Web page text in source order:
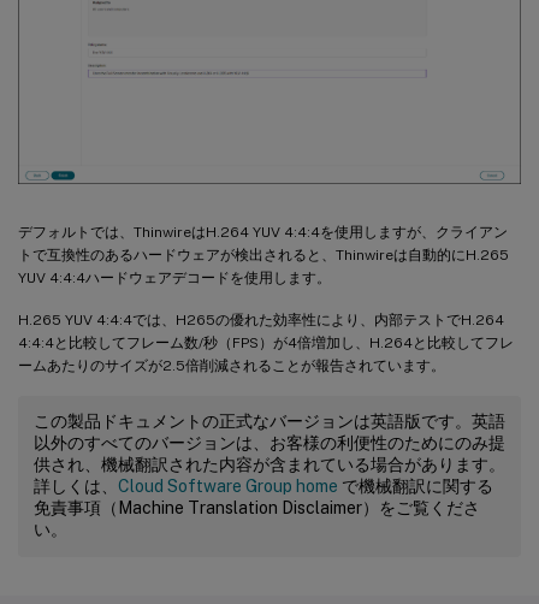
デフォルトでは、ThinwireはH.264 YUV 4:4:4を使用しますが、クライアン
トで互換性のあるハードウェアが検出されると、Thinwireは自動的にH.265
YUV 4:4:4ハードウェアデコードを使用します。
H.265 YUV 4:4:4では、H265の優れた効率性により、内部テストでH.264
4:4:4と比較してフレーム数/秒（FPS）が4倍増加し、H.264と比較してフレ
ームあたりのサイズが2.5倍削減されることが報告されています。
この製品ドキュメントの正式なバージョンは英語版です。英語
以外のすべてのバージョンは、お客様の利便性のためにのみ提
供され、機械翻訳された内容が含まれている場合があります。
詳しくは、 Cloud Software Group home で機械翻訳に関する
免責事項（Machine Translation Disclaimer）をご覧くださ
い。